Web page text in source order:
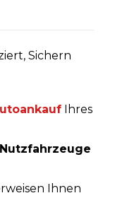
Sichern
Ihres
Nutzfahrzeuge
Ihnen